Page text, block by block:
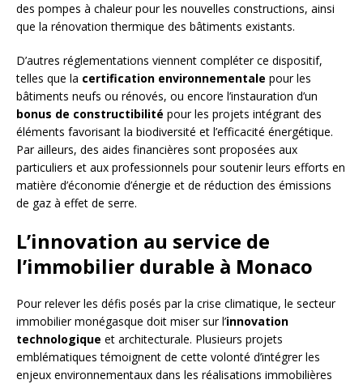
des pompes à chaleur pour les nouvelles constructions, ainsi
que la rénovation thermique des bâtiments existants.
D’autres réglementations viennent compléter ce dispositif,
telles que la certification environnementale pour les
bâtiments neufs ou rénovés, ou encore l’instauration d’un
bonus de constructibilité pour les projets intégrant des
éléments favorisant la biodiversité et l’efficacité énergétique.
Par ailleurs, des aides financières sont proposées aux
particuliers et aux professionnels pour soutenir leurs efforts en
matière d’économie d’énergie et de réduction des émissions
de gaz à effet de serre.
L’innovation au service de
l’immobilier durable à Monaco
Pour relever les défis posés par la crise climatique, le secteur
immobilier monégasque doit miser sur l’innovation
technologique et architecturale. Plusieurs projets
emblématiques témoignent de cette volonté d’intégrer les
enjeux environnementaux dans les réalisations immobilières